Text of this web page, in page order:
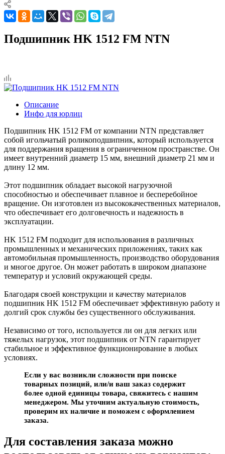
Подшипник HK 1512 FM NTN
Описание
Инфо для юрлиц
Подшипник HK 1512 FM от компании NTN представляет
собой игольчатый роликоподшипник, который используется
для поддержания вращения в ограниченном пространстве. Он
имеет внутренний диаметр 15 мм, внешний диаметр 21 мм и
длину 12 мм.
Этот подшипник обладает высокой нагрузочной
способностью и обеспечивает плавное и бесперебойное
вращение. Он изготовлен из высококачественных материалов,
что обеспечивает его долговечность и надежность в
эксплуатации.
HK 1512 FM подходит для использования в различных
промышленных и механических приложениях, таких как
автомобильная промышленность, производство оборудования
и многое другое. Он может работать в широком диапазоне
температур и условий окружающей среды.
Благодаря своей конструкции и качеству материалов
подшипник HK 1512 FM обеспечивает эффективную работу и
долгий срок службы без существенного обслуживания.
Независимо от того, используется ли он для легких или
тяжелых нагрузок, этот подшипник от NTN гарантирует
стабильное и эффективное функционирование в любых
условиях.
Если у вас возникли сложности при поиске
товарных позиций, или/и ваш заказ содержит
более одной единицы товара, свяжитесь с нашим
менеджером. Мы уточним актуальную стоимость,
проверим их наличие и поможем с оформлением
заказа.
Для составления заказа можно